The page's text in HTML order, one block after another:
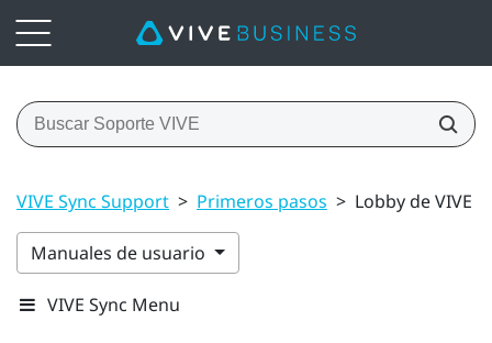
VIVE Sync Support > Primeros pasos > Lobby de VIVE
Manuales de usuario
VIVE Sync Menu